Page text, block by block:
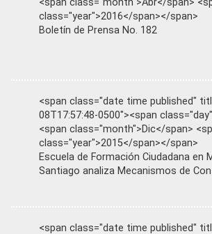
<span class="month">Abr</span>
class="year">2016</span></span>
Boletín de Prensa No. 182
<span class="date time published"
08T17:57:48-0500"><span
<span class="month">Dic</span>
class="year">2015</span></span>
Escuela de Formación Ciudadana en
Santiago analiza Mecanismos de
<span class="date time published"